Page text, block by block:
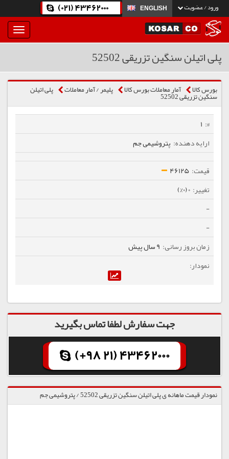
ورود / عضویت ENGLISH
(021) 43462000
بار
و
پلی اتیلن سنگین تزریقی 52502
بورس کالا آمار معاملات بورس کالا پلیمر / آمار معاملات پلی اتیلن
سنگین تزریقی 52502
1
پتروشیمی جم
46125
0 (0%)
-
-
9 سال پیش
جهت سفارش لطفا تماس بگیرید
(+98 21) 43462000
نمودار قیمت ماهانه ی پلی اتیلن سنگین تزریقی 52502 / پتروشیمی جم